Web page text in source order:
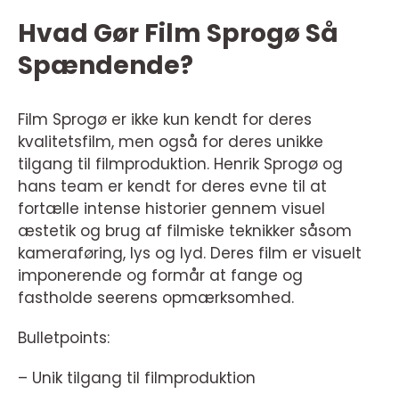
Hvad Gør Film Sprogø Så
Spændende?
Film Sprogø er ikke kun kendt for deres
kvalitetsfilm, men også for deres unikke
tilgang til filmproduktion. Henrik Sprogø og
hans team er kendt for deres evne til at
fortælle intense historier gennem visuel
æstetik og brug af filmiske teknikker såsom
kameraføring, lys og lyd. Deres film er visuelt
imponerende og formår at fange og
fastholde seerens opmærksomhed.
Bulletpoints:
– Unik tilgang til filmproduktion